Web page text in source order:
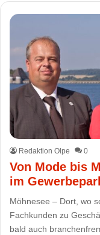
Redaktion Olpe 0
Von Mode bis
im
Möhnesee – Dort, wo
Fachkunden zu
bald auch